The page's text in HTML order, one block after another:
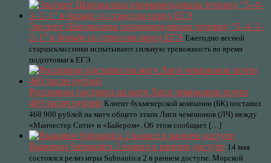
Эксперт Шаповалова порекомендовала технику “5–4–3–
2–1” в борьбе со стрессом перед ЕГЭ Ежегодно весной
старшеклассники испытывают сильную тревожность во время
подготовки к ЕГЭ.
Россиянин поставил на матч Лиги чемпионов почти
469 тысяч рублей Клиент букмекерской компании (БК) поставил
468 900 рублей на матч общего этапа Лиги чемпионов (ЛЧ) между
«Манчестер Сити» и «Байером». Об этом сообщает […]
Выживач Subnautica 2 вышел в раннем доступе 14 мая
состоялся релиз игры Subnautica 2 в раннем доступе. Морской